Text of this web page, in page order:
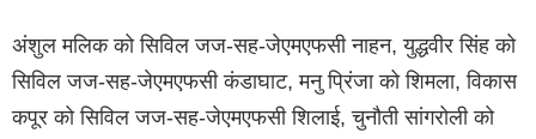
अंशुल मलिक को सिविल जज-सह-जेएमएफसी नाहन, युद्धवीर सिंह को
सिविल जज-सह-जेएमएफसी कंडाघाट, मनु प्रिंजा को शिमला, विकास
कपूर को सिविल जज-सह-जेएमएफसी शिलाई, चुनौती सांगरोली को